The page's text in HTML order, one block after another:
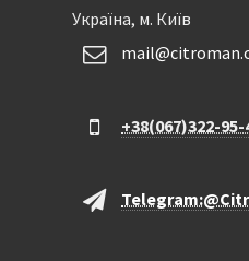
Україна, м. Київ
+38(067)322-95-